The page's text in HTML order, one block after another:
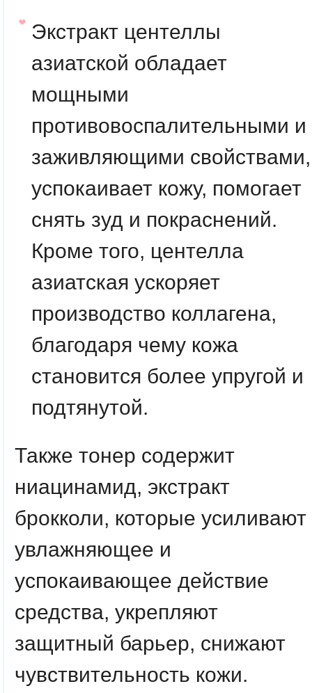
Экстракт центеллы
азиатской обладает
мощными
противовоспалительными и
заживляющими свойствами,
успокаивает кожу, помогает
снять зуд и покраснений.
Кроме того, центелла
азиатская ускоряет
производство коллагена,
благодаря чему кожа
становится более упругой и
подтянутой.
Также тонер содержит
ниацинамид, экстракт
брокколи, которые усиливают
увлажняющее и
успокаивающее действие
средства, укрепляют
защитный барьер, снижают
чувствительность кожи.